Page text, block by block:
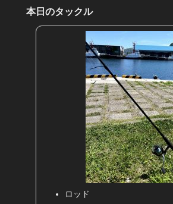
本日のタックル
ロッド